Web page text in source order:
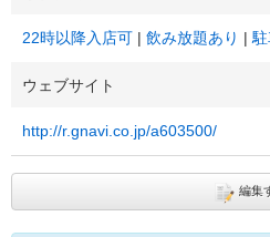
22時以降入店可 飲み放題あり
ウェブサイト
http://r.gnavi.co.jp/a603500/
編集